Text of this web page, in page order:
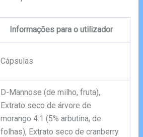
Informações para o utilizador
Cápsulas
D-Mannose (de milho, fruta),
Extrato seco de árvore de
morango 4:1 (5% arbutina, de
folhas), Extrato seco de cranberry